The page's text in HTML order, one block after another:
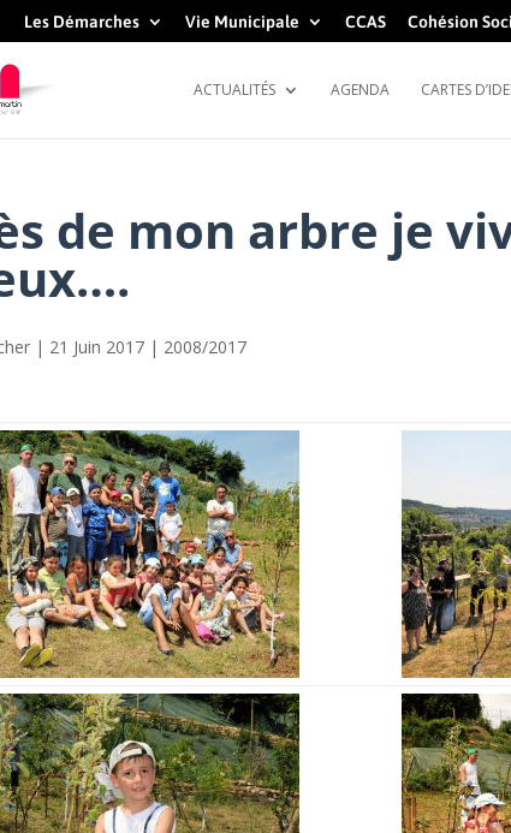
Les Démarches Vie Municipale CCAS Cohésion
ACTUALITÉS AGENDA CARTES
de mon arbre je
| 21 Juin 2017 | 2008/2017